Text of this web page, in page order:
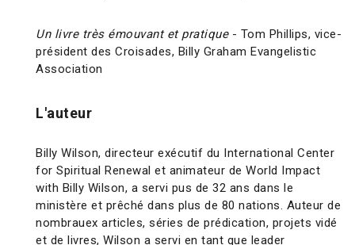
Un livre très émouvant et pratique- Tom Phillips, vice-
président des Croisades, Billy Graham Evangelistic
Association
L'auteur
Billy Wilson, directeur exécutif du International Center
for Spiritual Renewal et animateur de World Impact
with Billy Wilson, a servi pus de 32 ans dans le
ministère et prêché dans plus de 80 nations. Auteur de
nombrauex articles, séries de prédication, projets vidé
et de livres, Wilson a servi en tant que leader